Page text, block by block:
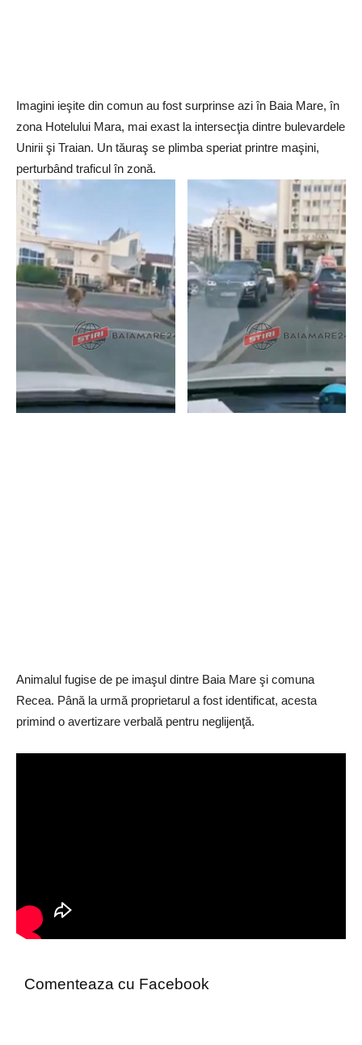
Imagini ieşite din comun au fost surprinse azi în Baia Mare, în
zona Hotelului Mara, mai exast la intersecţia dintre bulevardele
Unirii şi Traian. Un tăuraş se plimba speriat printre maşini,
perturbând traficul în zonă.
Animalul fugise de pe imaşul dintre Baia Mare şi comuna
Recea. Până la urmă proprietarul a fost identificat, acesta
primind o avertizare verbală pentru neglijenţă.
Comenteaza cu Facebook